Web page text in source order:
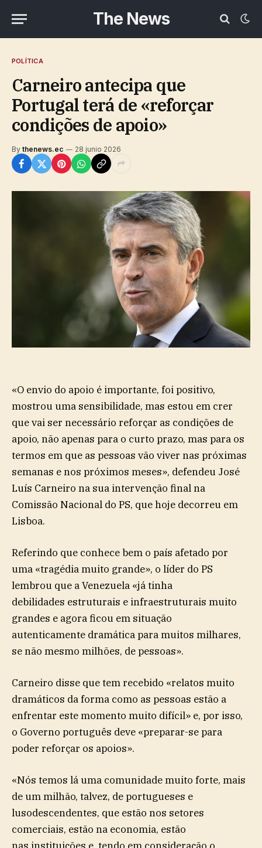
The News
POLÍTICA
Carneiro antecipa que
Portugal terá de «reforçar
condições de apoio»
By thenews.ec 28 junio 2026
«O envio do apoio é importante, foi positivo,
mostrou uma sensibilidade, mas estou em crer
que vai ser necessário reforçar as condições de
apoio, não apenas para o curto prazo, mas para os
termos em que as pessoas vão viver nas próximas
semanas e nos próximos meses», defendeu José
Luís Carneiro na sua intervenção final na
Comissão Nacional do PS, que hoje decorreu em
Lisboa.
Referindo que conhece bem o país afetado por
uma «tragédia muito grande», o líder do PS
lembrou que a Venezuela «já tinha
debilidades estruturais e infraestruturais muito
grandes e agora ficou em situação
autenticamente dramática para muitos milhares,
se não mesmo milhões, de pessoas».
Carneiro disse que tem recebido «relatos muito
dramáticos da forma como as pessoas estão a
enfrentar este momento muito difícil» e, por isso,
o Governo português deve «preparar-se para
poder reforçar os apoios».
«Nós temos lá uma comunidade muito forte, mais
de um milhão, talvez, de portugueses e
lusodescendentes, que estão nos setores
comerciais, estão na economia, estão